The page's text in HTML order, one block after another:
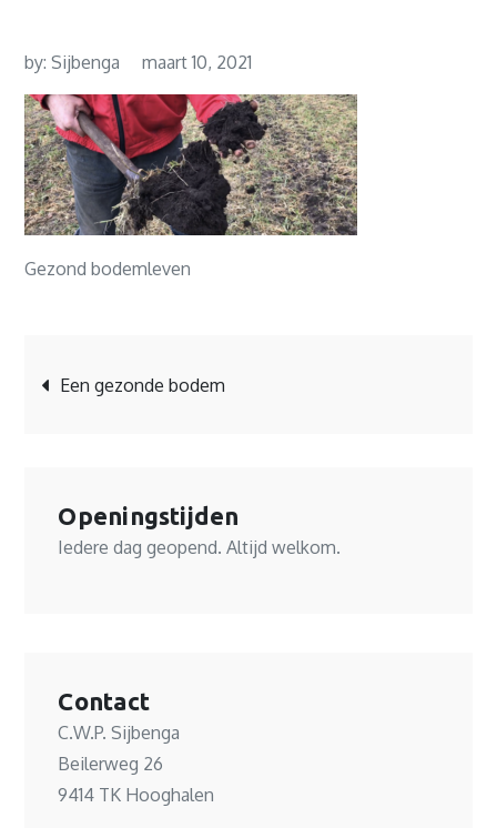
by:Sijbenga maart 10, 2021
Gezond bodemleven
navigatie
Een gezonde bodem
Openingstijden
Iedere dag geopend. Altijd welkom.
Contact
C.W.P. Sijbenga
Beilerweg 26
9414 TK Hooghalen